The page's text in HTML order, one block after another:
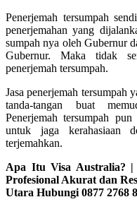
Penerjemah tersumpah
penerjemahan yang
sumpah nya oleh Gubernur
Gubernur. Maka tidak
penerjemah tersumpah.
Jasa penerjemah tersumpah
tanda-tangan buat
Penerjemah tersumpah
untuk jaga kerahasiaan
terjemahkan.
Apa Itu Visa Australia? |
Profesional Akurat dan
Utara Hubungi 0877 2768